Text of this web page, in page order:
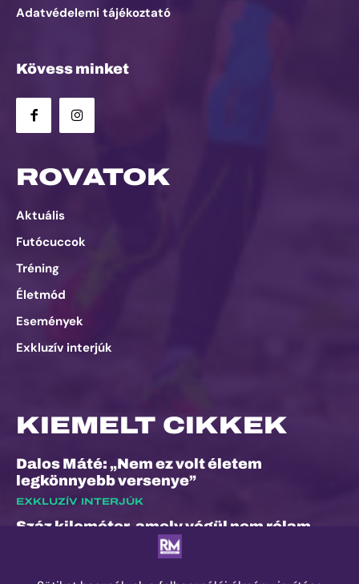
Adatvédelemi tájékoztató
Kövess minket
ROVATOK
Aktuális
Futócuccok
Tréning
Életmód
Események
Exkluzív interjúk
KIEMELT CIKKEK
Dalos Máté: „Nem ez volt életem
legkönnyebb versenye”
EXKLUZÍV INTERJÚK
Száz kilométer, amely végül nem rólam